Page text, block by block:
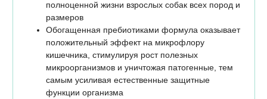
полноценной жизни взрослых собак всех пород и
размеров
Обогащенная пребиотиками формула оказывает
положительный эффект на микрофлору
кишечника, стимулируя рост полезных
микроорганизмов и уничтожая патогенные, тем
самым усиливая естественные защитные
функции организма